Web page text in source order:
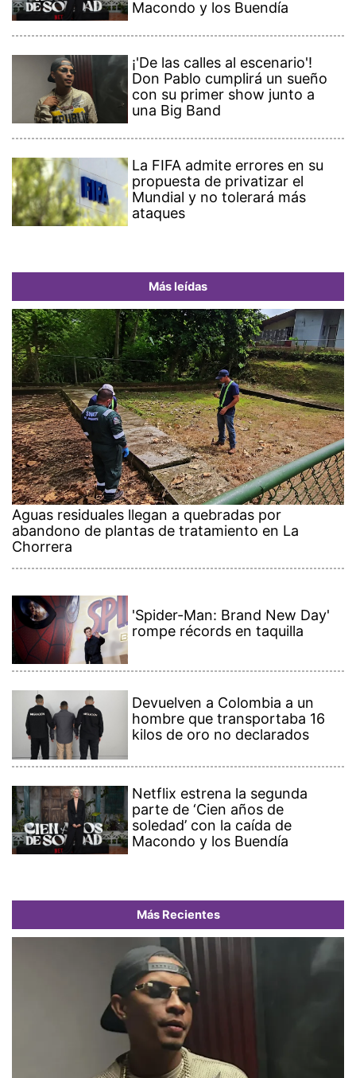
Macondo y los Buendía
¡'De las calles al escenario'!
Don Pablo cumplirá un sueño
con su primer show junto a
una Big Band
La FIFA admite errores en su
propuesta de privatizar el
Mundial y no tolerará más
ataques
Más leídas
Aguas residuales llegan a quebradas por
abandono de plantas de tratamiento en La
Chorrera
'Spider-Man: Brand New Day'
rompe récords en taquilla
Devuelven a Colombia a un
hombre que transportaba 16
kilos de oro no declarados
Netflix estrena la segunda
parte de ‘Cien años de
soledad’ con la caída de
Macondo y los Buendía
Más Recientes